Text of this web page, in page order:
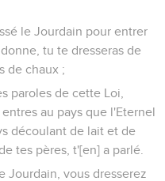
le Jourdain pour entrer
tu te dresseras de
de chaux ;
paroles de cette Loi,
au pays que l'Eternel
découlant de lait et de
tes pères, t'[en] a parlé.
Jourdain, vous dresserez